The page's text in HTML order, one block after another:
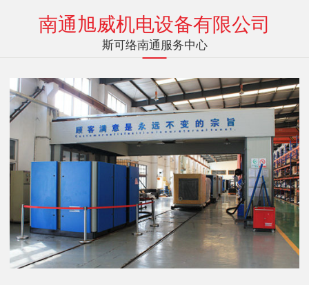
南通旭威机电设备有限公司
斯可络南通服务中心